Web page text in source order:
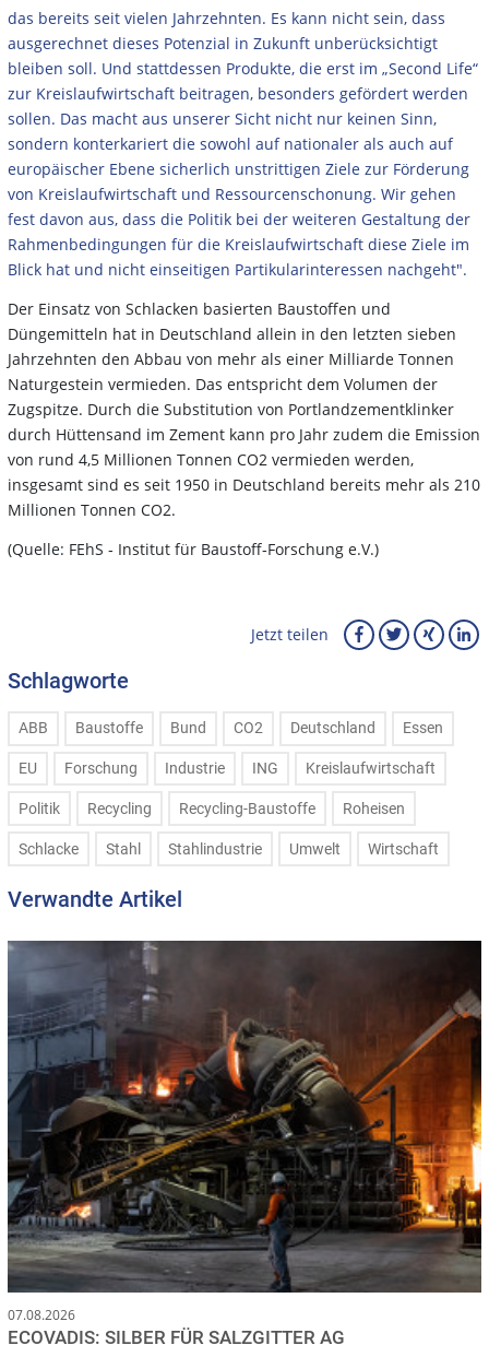
das bereits seit vielen Jahrzehnten. Es kann nicht sein, dass
ausgerechnet dieses Potenzial in Zukunft unberücksichtigt
bleiben soll. Und stattdessen Produkte, die erst im „Second Life“
zur Kreislaufwirtschaft beitragen, besonders gefördert werden
sollen. Das macht aus unserer Sicht nicht nur keinen Sinn,
sondern konterkariert die sowohl auf nationaler als auch auf
europäischer Ebene sicherlich unstrittigen Ziele zur Förderung
von Kreislaufwirtschaft und Ressourcenschonung. Wir gehen
fest davon aus, dass die Politik bei der weiteren Gestaltung der
Rahmenbedingungen für die Kreislaufwirtschaft diese Ziele im
Blick hat und nicht einseitigen Partikularinteressen nachgeht".
Der Einsatz von Schlacken basierten Baustoffen und
Düngemitteln hat in Deutschland allein in den letzten sieben
Jahrzehnten den Abbau von mehr als einer Milliarde Tonnen
Naturgestein vermieden. Das entspricht dem Volumen der
Zugspitze. Durch die Substitution von Portlandzementklinker
durch Hüttensand im Zement kann pro Jahr zudem die Emission
von rund 4,5 Millionen Tonnen CO2 vermieden werden,
insgesamt sind es seit 1950 in Deutschland bereits mehr als 210
Millionen Tonnen CO2.
(Quelle: FEhS ‑ Institut für Baustoff‑Forschung e.V.)
Jetzt teilen
Schlagworte
ABB Baustoffe Bund CO2 Deutschland Essen
EU Forschung Industrie ING Kreislaufwirtschaft
Politik Recycling Recycling-Baustoffe Roheisen
Schlacke Stahl Stahlindustrie Umwelt Wirtschaft
Verwandte Artikel
07.08.2026
ECOVADIS: SILBER FÜR SALZGITTER AG